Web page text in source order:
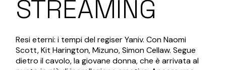
STREAMING
Resi eterni: i tempi del regiser Yaniv. Con Naomi
Scott, Kit Harington, Mizuno, Simon Cellaw. Segue
dietro il cavolo, la giovane donna, che è arrivata al